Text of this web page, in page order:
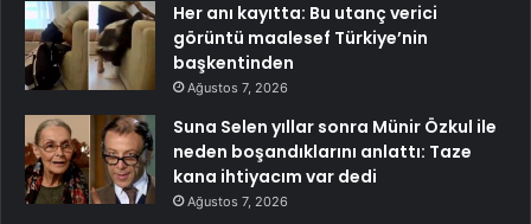
Her anı kayıtta: Bu utanç verici
görüntü maalesef Türkiye’nin
başkentinden
Ağustos 7, 2026
Suna Selen yıllar sonra Münir Özkul ile
neden boşandıklarını anlattı: Taze
kana ihtiyacım var dedi
Ağustos 7, 2026